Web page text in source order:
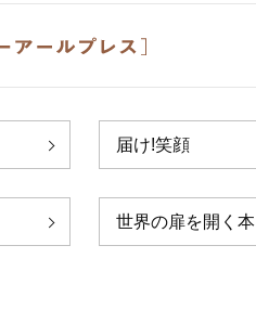
届け!笑顔
世界の扉を開く本